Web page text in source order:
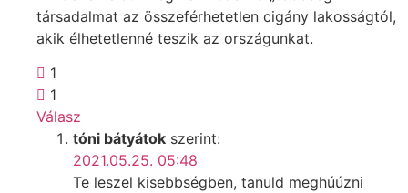
társadalmat az összeférhetetlen cigány lakosságtól,
akik élhetetlenné teszik az országunkat.
1
1
Válasz
tóni bátyátok szerint:
2021.05.25. 05:48
Te leszel kisebbségben, tanuld meghúúzni